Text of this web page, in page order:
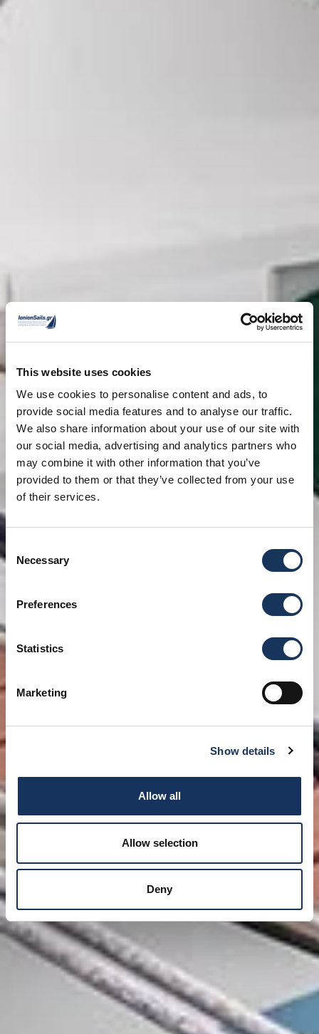
This website uses cookies
We use cookies to personalise content and ads, to
provide social media features and to analyse our traffic.
We also share information about your use of our site with
our social media, advertising and analytics partners who
may combine it with other information that you’ve
provided to them or that they’ve collected from your use
of their services.
Consent
Selection
Necessary
Preferences
Statistics
Marketing
Show details
Allow all
Allow selection
Deny